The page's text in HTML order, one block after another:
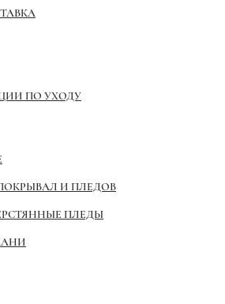
И ПЛЕДОВ
ПЛЕДЫ
ПО УХОДУ